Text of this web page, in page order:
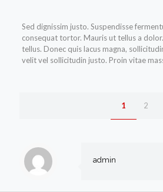
Sed dignissim justo. Suspendisse
consequat tortor. Mauris ut tellus a
tellus. Donec quis lacus magna,
velit vel sollicitudin justo. Proin vitae
1 2
admin